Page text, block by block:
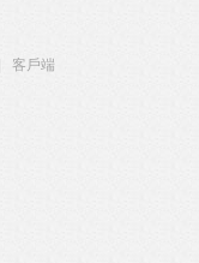
客戶端